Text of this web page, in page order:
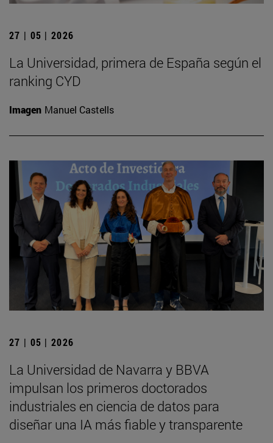
27 | 05 | 2026
La Universidad, primera de España según el
ranking CYD
Imagen Manuel Castells
27 | 05 | 2026
La Universidad de Navarra y BBVA
impulsan los primeros doctorados
industriales en ciencia de datos para
diseñar una IA más fiable y transparente